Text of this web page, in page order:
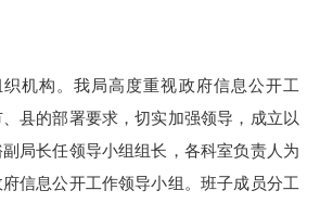
构。我局高度重视政府信息公开工
县的部署要求，切实加强领导，成立以
局长任领导小组组长，各科室负责人为
信息公开工作领导小组。班子成员分工